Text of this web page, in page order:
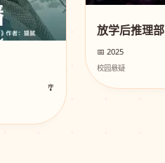
🎐
放学后推理部
📅 2025
校园悬疑